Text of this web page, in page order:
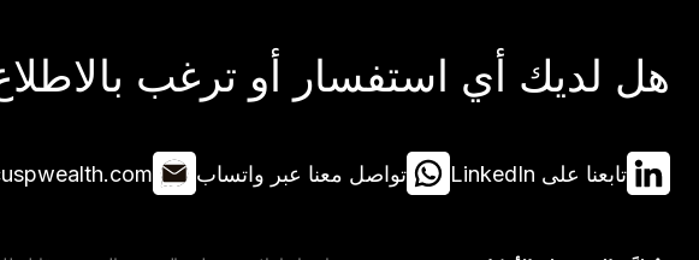
هل لديك أي استفسار أو ترغب
تابعنا على LinkedIn تواصل معنا عبر واتساب